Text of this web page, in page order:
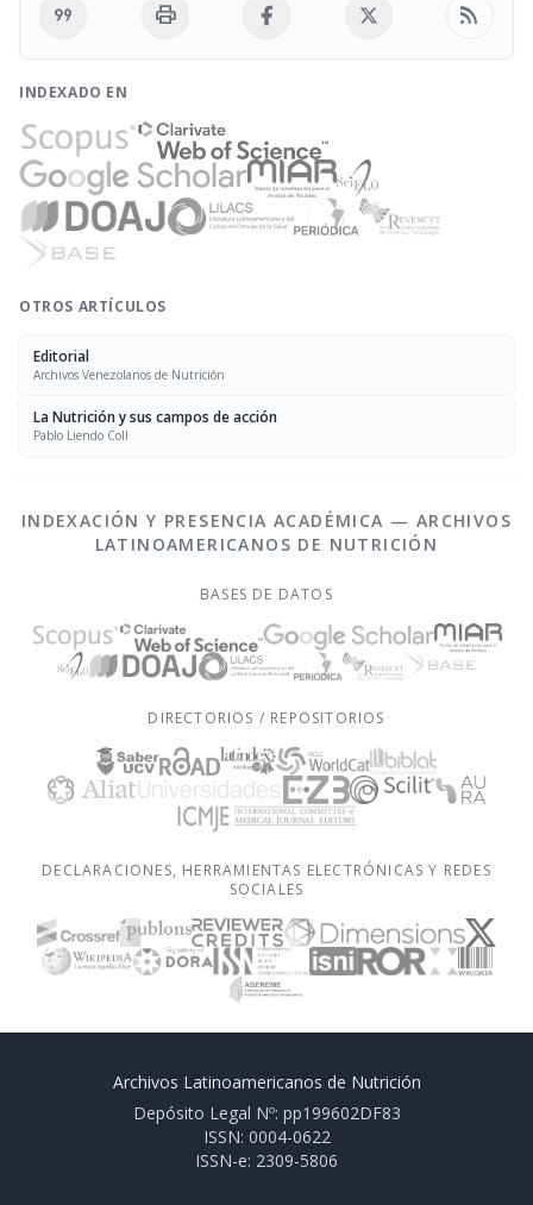
format_quote print rss_feed
INDEXADO EN
OTROS ARTÍCULOS
Editorial
Archivos Venezolanos de Nutrición
La Nutrición y sus campos de acción
Pablo Liendo Coll
INDEXACIÓN Y PRESENCIA ACADÉMICA — ARCHIVOS
LATINOAMERICANOS DE NUTRICIÓN
BASES DE DATOS
DIRECTORIOS / REPOSITORIOS
DECLARACIONES, HERRAMIENTAS ELECTRÓNICAS Y REDES
SOCIALES
Archivos Latinoamericanos de Nutrición
Depósito Legal Nº: pp199602DF83
ISSN: 0004-0622
ISSN-e: 2309-5806